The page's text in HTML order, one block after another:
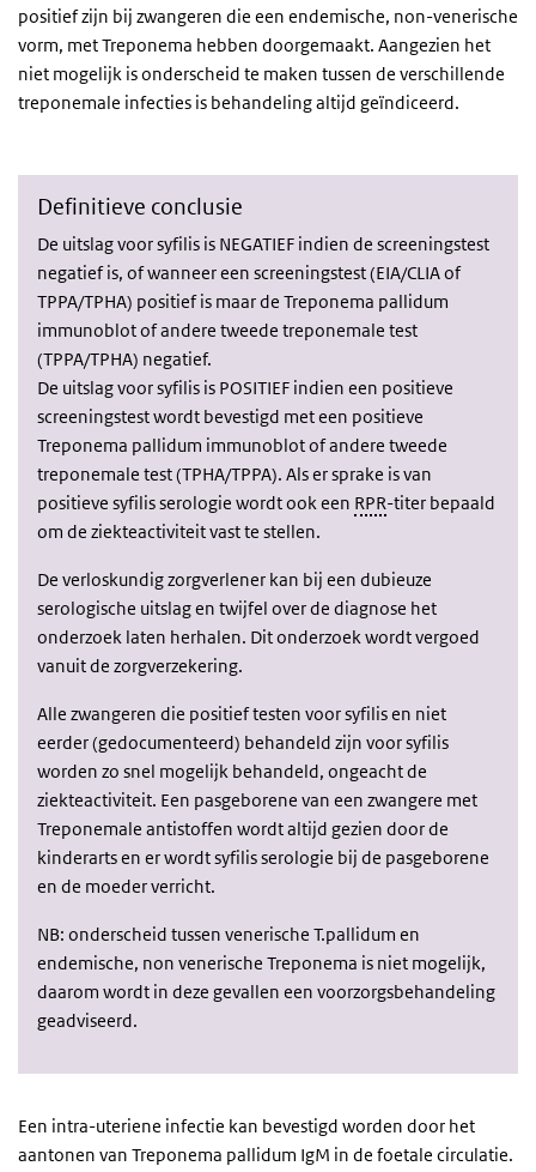
positief zijn bij zwangeren die een endemische, non-venerische
vorm, met Treponema hebben doorgemaakt. Aangezien het
niet mogelijk is onderscheid te maken tussen de verschillende
treponemale infecties is behandeling altijd geïndiceerd.
Definitieve conclusie
De uitslag voor syfilis is NEGATIEF indien de screeningstest
negatief is, of wanneer een screeningstest (EIA/CLIA of
TPPA/TPHA) positief is maar de Treponema pallidum
immunoblot of andere tweede treponemale test
(TPPA/TPHA) negatief.
De uitslag voor syfilis is POSITIEF indien een positieve
screeningstest wordt bevestigd met een positieve
Treponema pallidum immunoblot of andere tweede
treponemale test (TPHA/TPPA). Als er sprake is van
positieve syfilis serologie wordt ook een RPR-titer bepaald
om de ziekteactiviteit vast te stellen.
De verloskundig zorgverlener kan bij een dubieuze
serologische uitslag en twijfel over de diagnose het
onderzoek laten herhalen. Dit onderzoek wordt vergoed
vanuit de zorgverzekering.
Alle zwangeren die positief testen voor syfilis en niet
eerder (gedocumenteerd) behandeld zijn voor syfilis
worden zo snel mogelijk behandeld, ongeacht de
ziekteactiviteit. Een pasgeborene van een zwangere met
Treponemale antistoffen wordt altijd gezien door de
kinderarts en er wordt syfilis serologie bij de pasgeborene
en de moeder verricht.
NB: onderscheid tussen venerische T.pallidum en
endemische, non venerische Treponema is niet mogelijk,
daarom wordt in deze gevallen een voorzorgsbehandeling
geadviseerd.
Een intra-uteriene infectie kan bevestigd worden door het
aantonen van Treponema pallidum IgM in de foetale circulatie.